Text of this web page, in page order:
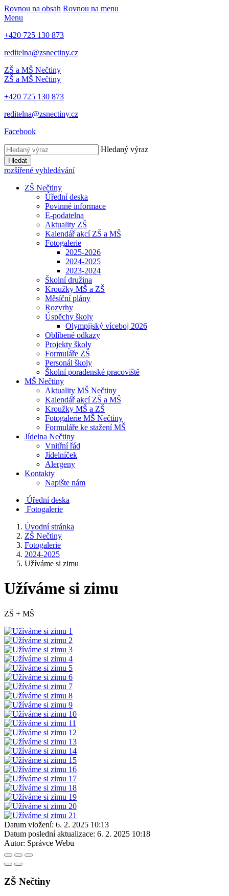
Rovnou na obsah Rovnou na menu
Menu
+420 725 130 873
reditelna@zsnectiny.cz
ZŠ a MŠ Nečtiny
ZŠ a MŠ Nečtiny
+420 725 130 873
reditelna@zsnectiny.cz
Facebook
Hledaný výraz
Hledat
rozšířené vyhledávání
ZŠ Nečtiny
Úřední deska
Povinné informace
E-podatelna
Aktuality ZŠ
Kalendář akcí ZŠ a MŠ
Fotogalerie
2025-2026
2024-2025
2023-2024
Školní družina
Kroužky MŠ a ZŠ
Měsíční plány
Rozvrhy
Úspěchy školy
Olympijský víceboj 2026
Oblíbené odkazy
Projekty školy
Formuláře ZŠ
Personál školy
Školní poradenské pracoviště
MŠ Nečtiny
Aktuality MŠ Nečtiny
Kalendář akcí ZŠ a MŠ
Kroužky MŠ a ZŠ
Fotogalerie MŠ Nečtiny
Formuláře ke stažení MŠ
Jídelna Nečtiny
Vnitřní řád
Jídelníček
Alergeny
Kontakty
Napište nám
Úřední deska
Fotogalerie
Úvodní stránka
ZŠ Nečtiny
Fotogalerie
2024-2025
Užíváme si zimu
Užíváme si zimu
ZŠ + MŠ
Datum vložení: 6. 2. 2025 10:13
Datum poslední aktualizace: 6. 2. 2025 10:18
Autor: Správce Webu
ZŠ Nečtiny